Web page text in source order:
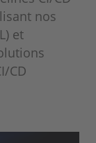
nos
et
CD